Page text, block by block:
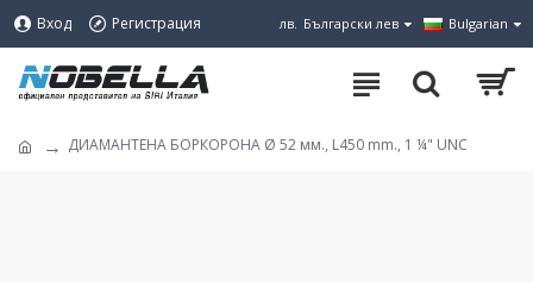
Вход Регистрация лв. Български лев Bulgarian
ДИАМАНТЕНА БОРКОРОНА Ø 52 мм., L450 mm., 1 ¼" UNC